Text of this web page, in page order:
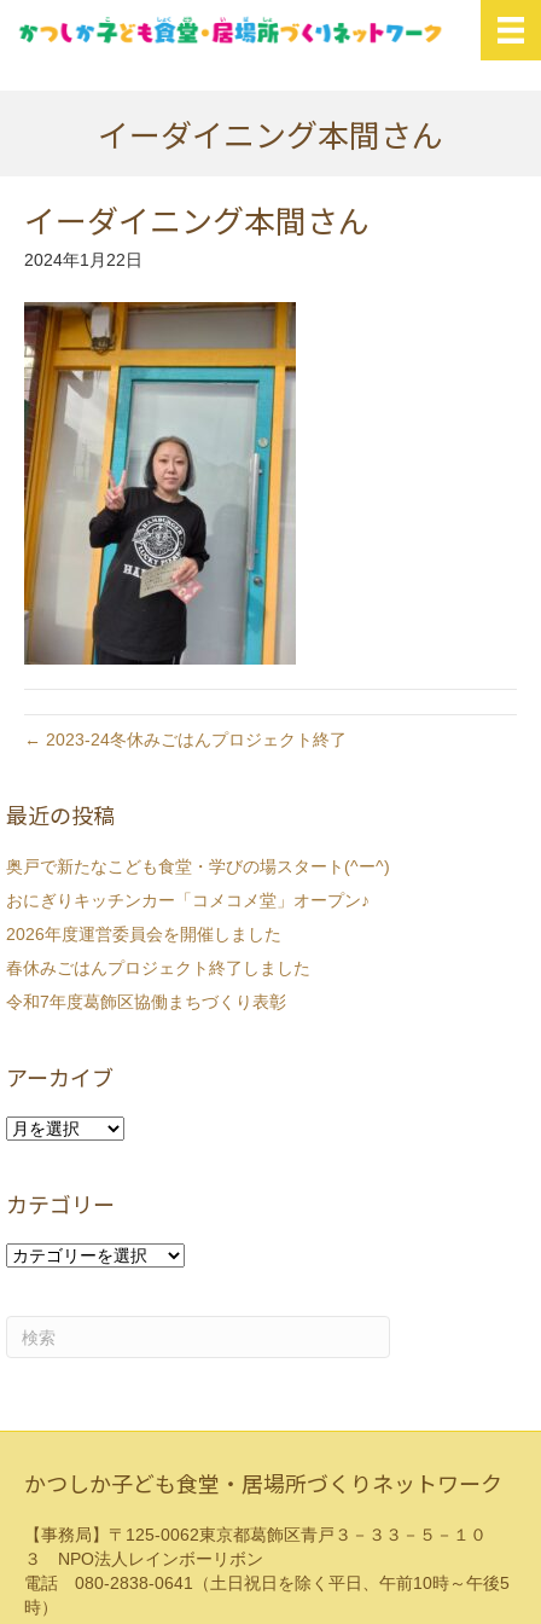
イーダイニング本間さん
イーダイニング本間さん
2024年1月22日
← 2023-24冬休みごはんプロジェクト終了
最近の投稿
奥戸で新たなこども食堂・学びの場スタート(^ー^)
おにぎりキッチンカー「コメコメ堂」オープン♪
2026年度運営委員会を開催しました
春休みごはんプロジェクト終了しました
令和7年度葛飾区協働まちづくり表彰
アーカイブ
ア
イ
カテゴリー
カ
かつしか子ども食堂・居場所づくりネットワーク
【事務局】〒125-0062東京都葛飾区青戸３－３３－５－１０
３ NPO法人レインボーリボン
電話 080-2838-0641（土日祝日を除く平日、午前10時～午後5
時）